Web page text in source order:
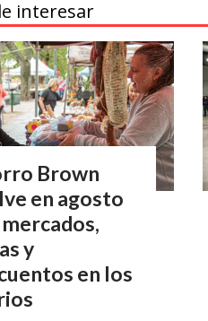
interesar
Brown
en agosto
y
en los